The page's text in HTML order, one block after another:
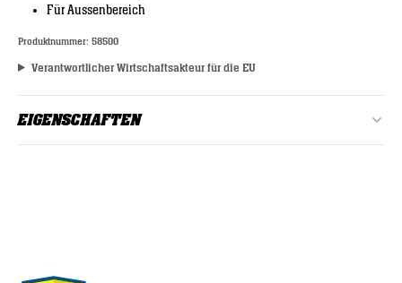
Für Aussenbereich
Produktnummer: 58500
Verantwortlicher Wirtschaftsakteur für die EU
EIGENSCHAFTEN